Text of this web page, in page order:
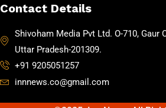
Contact Details
Shivoham Media Pvt Ltd. O-710, Gaur
Uttar Pradesh-201309.
+91 9205051257
innnews.co@gmail.com